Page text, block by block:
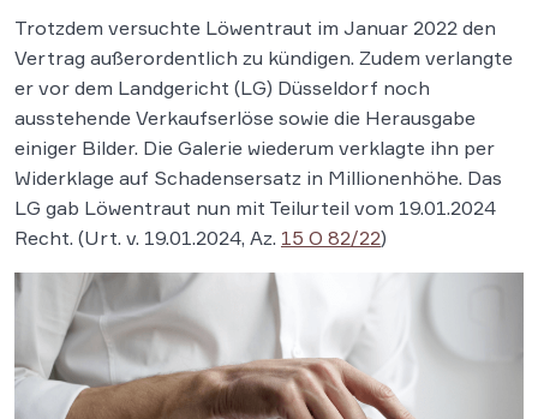
Trotzdem versuchte Löwentraut im Januar 2022 den
Vertrag außerordentlich zu kündigen. Zudem verlangte
er vor dem Landgericht (LG) Düsseldorf noch
ausstehende Verkaufserlöse sowie die Herausgabe
einiger Bilder. Die Galerie wiederum verklagte ihn per
Widerklage auf Schadensersatz in Millionenhöhe. Das
LG gab Löwentraut nun mit Teilurteil vom 19.01.2024
Recht. (Urt. v. 19.01.2024, Az. 15 O 82/22)